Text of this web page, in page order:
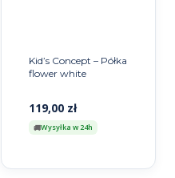
Kid’s Concept – Półka
flower white
119,00 zł
Wysyłka w 24h